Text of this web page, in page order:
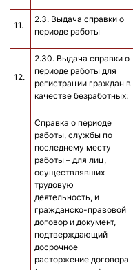
11.
2.3. Выдача справки о
периоде работы
12.
2.30. Выдача справки о
периоде работы для
регистрации граждан в
качестве безработных:
Справка о периоде
работы, службы по
последнему месту
работы – для лиц,
осуществлявших
трудовую
деятельность, и
гражданско-правовой
договор и документ,
подтверждающий
досрочное
расторжение договора